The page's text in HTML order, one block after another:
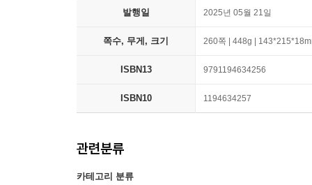
발행일 2025년 05월 21일
쪽수, 무게, 크기 260쪽 | 448g |
ISBN13 9791194634256
ISBN10 1194634257
관련분류
카테고리 분류